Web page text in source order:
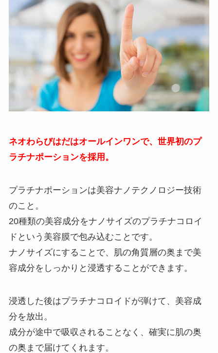
ネオわらびはだはオールインワンで、世界初のプ
ラチナポーションを採用。
プラチナポーションは美容ナノテクノロジー技術
のこと。
20種類の美容成分をナノサイズのプラチナコロイ
ドという美容膜で包み込むことです。
ナノサイズにすることで、肌の角質層の奥まで美
容成分をしっかりと浸透することができます。
浸透した後はプラチナコロイドが弾けて、美容成
分を放出。
成分が途中で吸収されることなく、確実に肌の奥
の奥まで届けてくれます。